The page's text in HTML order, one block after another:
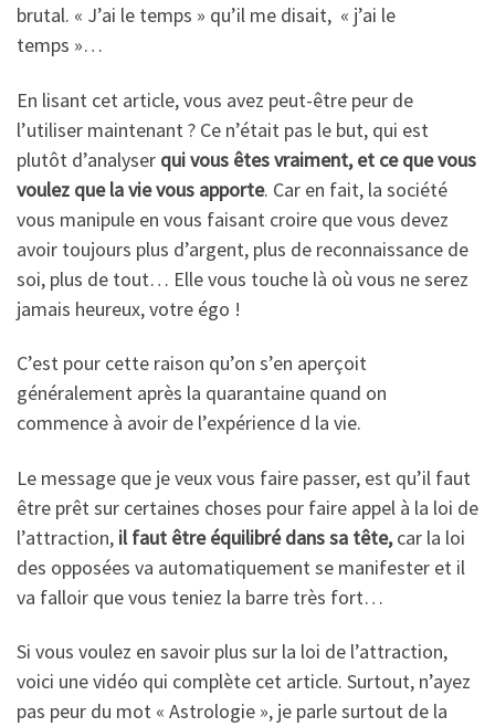
brutal. « J’ai le temps » qu’il me disait, « j’ai le
temps »…
En lisant cet article, vous avez peut-être peur de
l’utiliser maintenant ? Ce n’était pas le but, qui est
plutôt d’analyser qui vous êtes vraiment, et ce que vous
voulez que la vie vous apporte. Car en fait, la société
vous manipule en vous faisant croire que vous devez
avoir toujours plus d’argent, plus de reconnaissance de
soi, plus de tout… Elle vous touche là où vous ne serez
jamais heureux, votre égo !
C’est pour cette raison qu’on s’en aperçoit
généralement après la quarantaine quand on
commence à avoir de l’expérience d la vie.
Le message que je veux vous faire passer, est qu’il faut
être prêt sur certaines choses pour faire appel à la loi de
l’attraction, il faut être équilibré dans sa tête,car la loi
des opposées va automatiquement se manifester et il
va falloir que vous teniez la barre très fort…
Si vous voulez en savoir plus sur la loi de l’attraction,
voici une vidéo qui complète cet article. Surtout, n’ayez
pas peur du mot « Astrologie », je parle surtout de la